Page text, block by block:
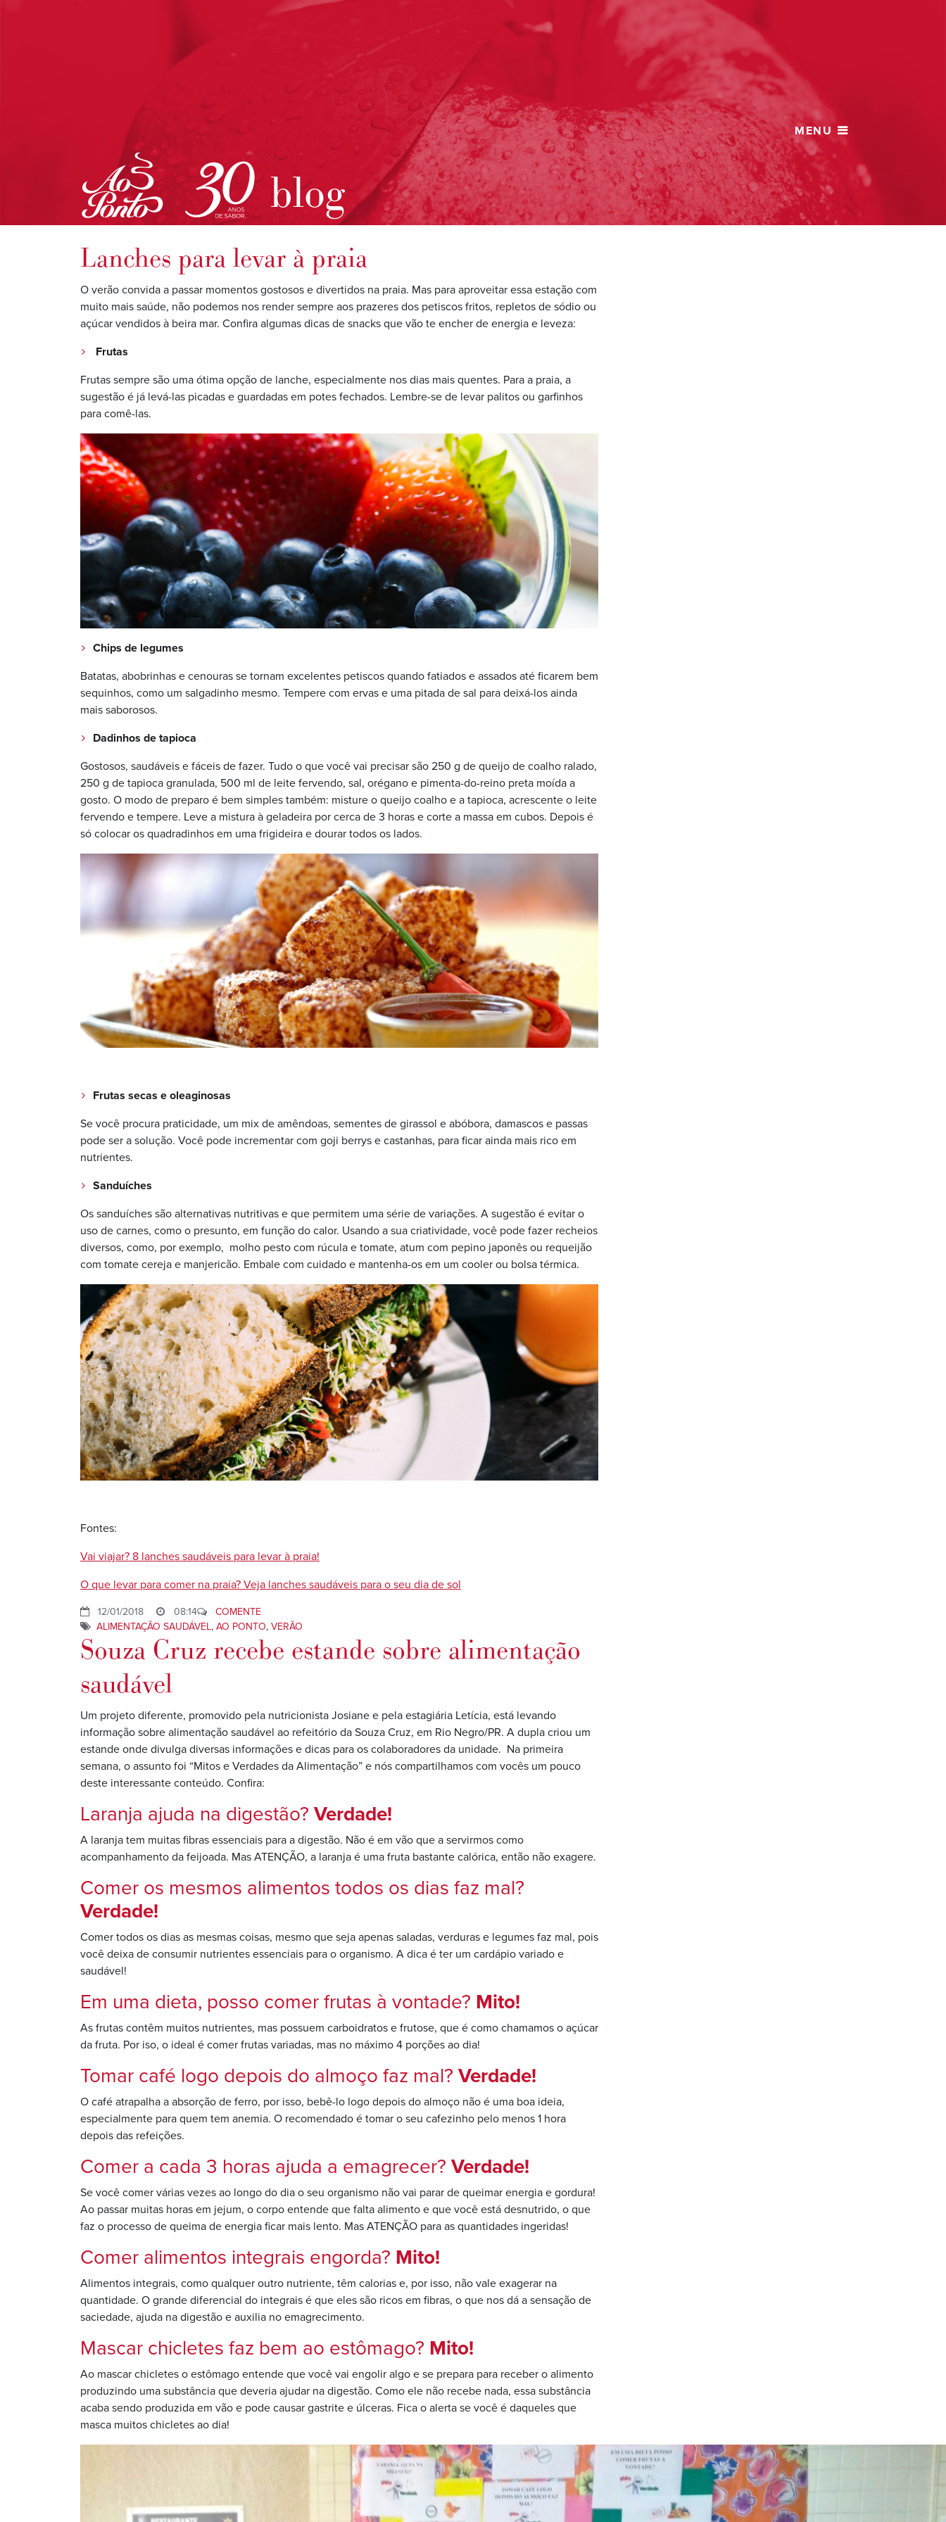
blog
Lanches para levar à praia
O verão convida a passar momentos gostosos e divertidos na praia. Mas para aproveitar essa estação com
muito mais saúde, não podemos nos render sempre aos prazeres dos petiscos fritos, repletos de sódio ou
açúcar vendidos à beira mar. Confira algumas dicas de snacks que vão te encher de energia e leveza:
Frutas
Frutas sempre são uma ótima opção de lanche, especialmente nos dias mais quentes. Para a praia, a
sugestão é já levá-las picadas e guardadas em potes fechados. Lembre-se de levar palitos ou garfinhos
para comê-las.
Chips de legumes
Batatas, abobrinhas e cenouras se tornam excelentes petiscos quando fatiados e assados até ficarem bem
sequinhos, como um salgadinho mesmo. Tempere com ervas e uma pitada de sal para deixá-los ainda
mais saborosos.
Dadinhos de tapioca
Gostosos, saudáveis e fáceis de fazer. Tudo o que você vai precisar são 250 g de queijo de coalho ralado,
250 g de tapioca granulada, 500 ml de leite fervendo, sal, orégano e pimenta-do-reino preta moída a
gosto. O modo de preparo é bem simples também: misture o queijo coalho e a tapioca, acrescente o leite
fervendo e tempere. Leve a mistura à geladeira por cerca de 3 horas e corte a massa em cubos. Depois é
só colocar os quadradinhos em uma frigideira e dourar todos os lados.
Frutas secas e oleaginosas
Se você procura praticidade, um mix de amêndoas, sementes de girassol e abóbora, damascos e passas
pode ser a solução. Você pode incrementar com goji berrys e castanhas, para ficar ainda mais rico em
nutrientes.
Sanduíches
Os sanduíches são alternativas nutritivas e que permitem uma série de variações. A sugestão é evitar o
uso de carnes, como o presunto, em função do calor. Usando a sua criatividade, você pode fazer recheios
diversos, como, por exemplo, molho pesto com rúcula e tomate, atum com pepino japonês ou requeijão
com tomate cereja e manjericão. Embale com cuidado e mantenha-os em um cooler ou bolsa térmica.
Fontes:
Vai viajar? 8 lanches saudáveis para levar à praia!
O que levar para comer na praia? Veja lanches saudáveis para o seu dia de sol
12/01/2018 08:14
COMENTE
ALIMENTAÇÃO SAUDÁVEL, AO PONTO, VERÃO
Souza Cruz recebe estande sobre alimentação
saudável
Um projeto diferente, promovido pela nutricionista Josiane e pela estagiária Letícia, está levando
informação sobre alimentação saudável ao refeitório da Souza Cruz, em Rio Negro/PR. A dupla criou um
estande onde divulga diversas informações e dicas para os colaboradores da unidade. Na primeira
semana, o assunto foi “Mitos e Verdades da Alimentação” e nós compartilhamos com vocês um pouco
deste interessante conteúdo. Confira:
Laranja ajuda na digestão? Verdade!
A laranja tem muitas fibras essenciais para a digestão. Não é em vão que a servirmos como
acompanhamento da feijoada. Mas ATENÇÃO, a laranja é uma fruta bastante calórica, então não exagere.
Comer os mesmos alimentos todos os dias faz mal?
Verdade!
Comer todos os dias as mesmas coisas, mesmo que seja apenas saladas, verduras e legumes faz mal, pois
você deixa de consumir nutrientes essenciais para o organismo. A dica é ter um cardápio variado e
saudável!
Em uma dieta, posso comer frutas à vontade? Mito!
As frutas contêm muitos nutrientes, mas possuem carboidratos e frutose, que é como chamamos o açúcar
da fruta. Por iso, o ideal é comer frutas variadas, mas no máximo 4 porções ao dia!
Tomar café logo depois do almoço faz mal? Verdade!
O café atrapalha a absorção de ferro, por isso, bebê-lo logo depois do almoço não é uma boa ideia,
especialmente para quem tem anemia. O recomendado é tomar o seu cafezinho pelo menos 1 hora
depois das refeições.
Comer a cada 3 horas ajuda a emagrecer? Verdade!
Se você comer várias vezes ao longo do dia o seu organismo não vai parar de queimar energia e gordura!
Ao passar muitas horas em jejum, o corpo entende que falta alimento e que você está desnutrido, o que
faz o processo de queima de energia ficar mais lento. Mas ATENÇÃO para as quantidades ingeridas!
Comer alimentos integrais engorda? Mito!
Alimentos integrais, como qualquer outro nutriente, têm calorias e, por isso, não vale exagerar na
quantidade. O grande diferencial do integrais é que eles são ricos em fibras, o que nos dá a sensação de
saciedade, ajuda na digestão e auxilia no emagrecimento.
Mascar chicletes faz bem ao estômago? Mito!
Ao mascar chicletes o estômago entende que você vai engolir algo e se prepara para receber o alimento
produzindo uma substância que deveria ajudar na digestão. Como ele não recebe nada, essa substância
acaba sendo produzida em vão e pode causar gastrite e úlceras. Fica o alerta se você é daqueles que
masca muitos chicletes ao dia!